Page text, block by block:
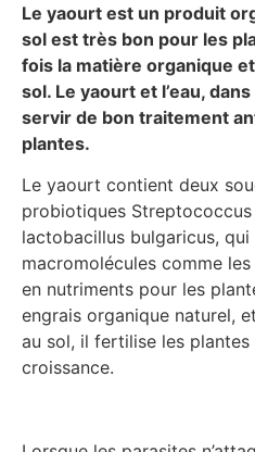
Le yaourt est un produit
sol est très bon pour les
fois la matière organique
sol. Le yaourt et l’eau,
servir de bon traitement
plantes.
Le yaourt contient deux
probiotiques
lactobacillus bulgaricus,
macromolécules comme
en nutriments pour les
engrais organique naturel,
au sol, il fertilise les
croissance.